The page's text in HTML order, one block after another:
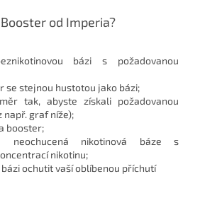
od Imperia?
bázi s požadovanou
se stejnou hustotou jako bázi;
tak, abyste získali požadovanou
např. graf níže);
booster;
neochucená nikotinová báze s
nikotinu;
ochutit vaší oblíbenou příchutí